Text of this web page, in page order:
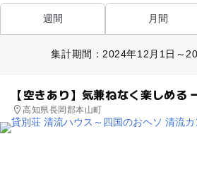
週間 月間
集計期間：2024年12月1日～
【空きあり】気兼ねなく楽しめる
高知県長岡郡本山町